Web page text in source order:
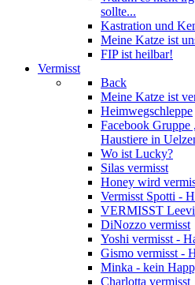
sollte...
Kastration und
Meine Katze ist
FIP ist heilbar!
Vermisst
Back
Meine Katze ist
Heimwegschleppe
Facebook Gruppe
Haustiere in
Wo ist Lucky?
Silas vermisst
Honey wird
Vermisst Spotti -
VERMISST Leevi
DiNozzo vermisst
Yoshi vermisst -
Gismo vermisst -
Minka - kein
Charlotta vermisst